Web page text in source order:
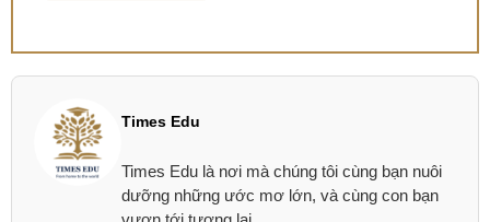
Times Edu
Times Edu là nơi mà chúng tôi cùng bạn nuôi
dưỡng những ước mơ lớn, và cùng con bạn